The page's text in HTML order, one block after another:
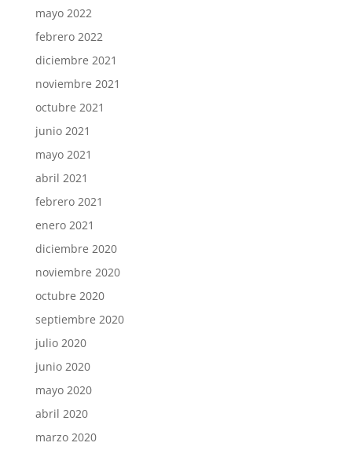
mayo 2022
febrero 2022
diciembre 2021
noviembre 2021
octubre 2021
junio 2021
mayo 2021
abril 2021
febrero 2021
enero 2021
diciembre 2020
noviembre 2020
octubre 2020
septiembre 2020
julio 2020
junio 2020
mayo 2020
abril 2020
marzo 2020